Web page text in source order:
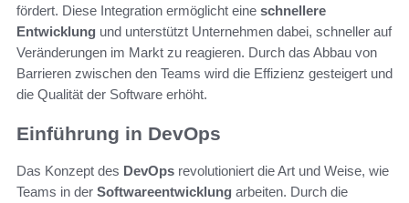
fördert. Diese Integration ermöglicht eine schnellere
Entwicklung und unterstützt Unternehmen dabei, schneller auf
Veränderungen im Markt zu reagieren. Durch das Abbau von
Barrieren zwischen den Teams wird die Effizienz gesteigert und
die Qualität der Software erhöht.
Einführung in DevOps
Das Konzept des DevOps revolutioniert die Art und Weise, wie
Teams in der Softwareentwicklung arbeiten. Durch die